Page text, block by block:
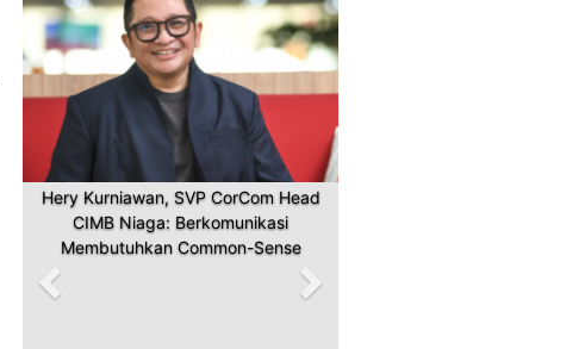
Boy Kelana Soebroto, Ketua Umum
PERHUMAS 2024-2027: Humas di
Indonesia Go Global!